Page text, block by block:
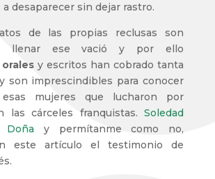
desaparecer sin dejar rastro.
de las propias reclusas son
llenar ese vació y por ello
y escritos han cobrado tanta
son imprescindibles para conocer
mujeres que lucharon por
las cárceles franquistas.Soledad
Doña y permítanme como no,
este artículo el testimonio de